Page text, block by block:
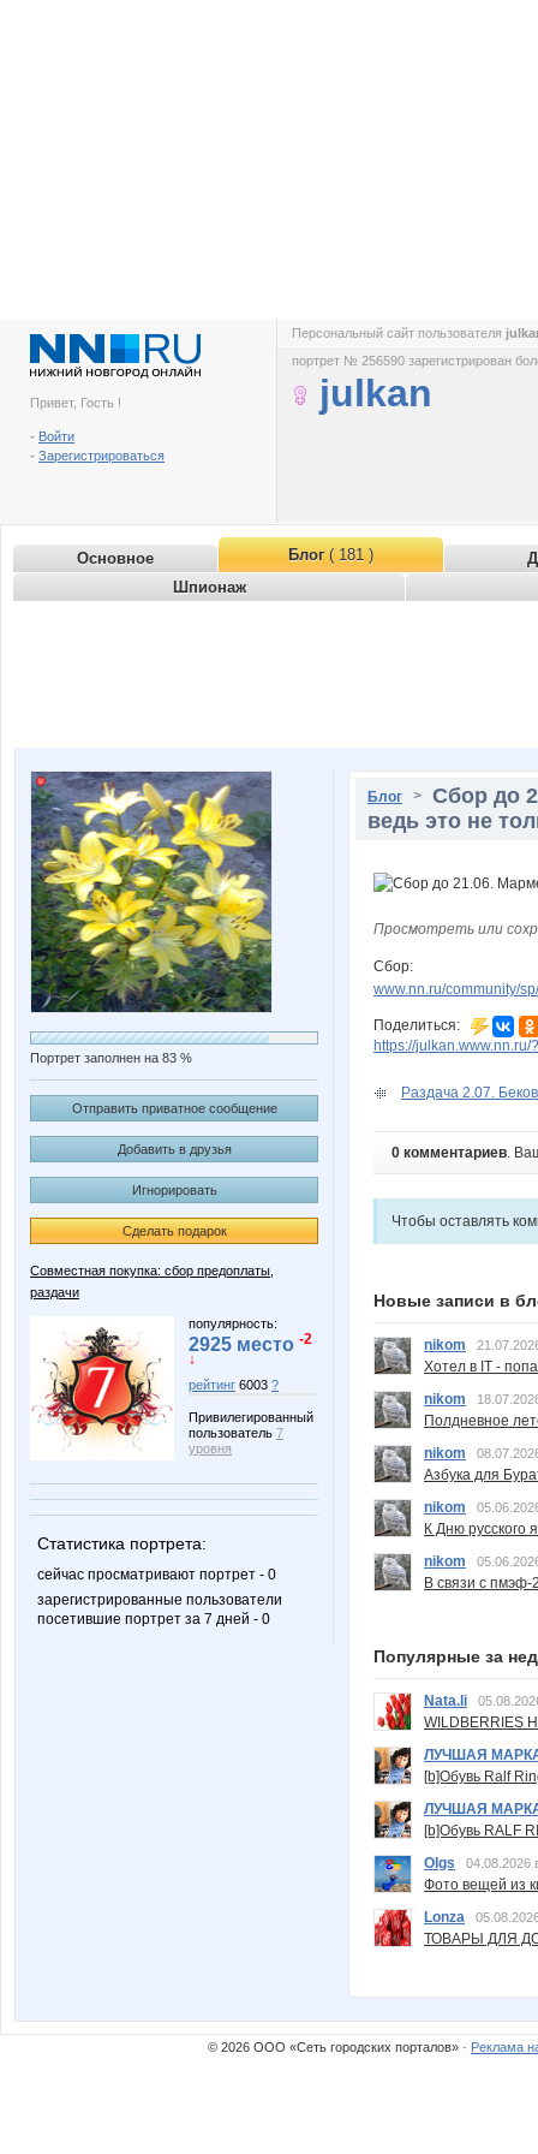
Привет, Гость !
- Войти
- Зарегистрироваться
Персональный сайт пользователя
портрет № 256590 зарегистрирован
julkan
Основное Блог( 181 )
Шпионаж
Портрет заполнен на 83 %
Отправить приватное сообщение
Добавить в друзья
Игнорировать
Сделать подарок
Совместная покупка: сбор предоплаты,
раздачи
популярность:
2925 место -2
↓
рейтинг 6003 ?
Привилегированный
пользователь 7
уровня
Статистика портрета:
сейчас просматривают портрет - 0
зарегистрированные пользователи
посетившие портрет за 7 дней - 0
Блог > Сбор до
ведь это не
Просмотреть или
Сбор:
www.nn.ru/community/
Поделиться:
https://julkan.www.nn.ru/
Раздача 2.07.
0 комментариев.
Чтобы оставлять
Новые записи в
nikom
Хотел в IT -
nikom
Полдневное
nikom
Азбука для
nikom
К Дню русского
nikom
В связи с пмэф-
Популярные за
Nata.li
ЛУЧШАЯ
[b]Обувь Ralf
ЛУЧШАЯ
[b]Обувь RALF
Olgs
04.08.2026
Фото вещей из
Lonza
ТОВАРЫ ДЛЯ
© 2026 ООО «Сеть городских порталов» · Реклама